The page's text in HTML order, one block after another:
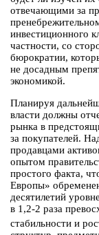
отвечающими за
инвестиционного
частности, со
бюрократии,
не досадным
экономикой.
Планируя
власти должны
рынка в
за покупателей.
продавцами
опытом
простого факта,
Европы»
десятилетий
в 1,2-2 раза
стабильности и